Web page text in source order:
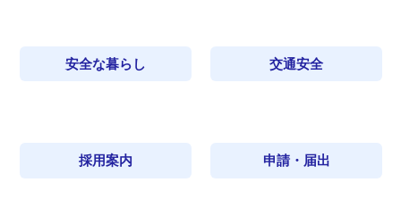
安全な暮らし 交通安全
採用案内 申請・届出